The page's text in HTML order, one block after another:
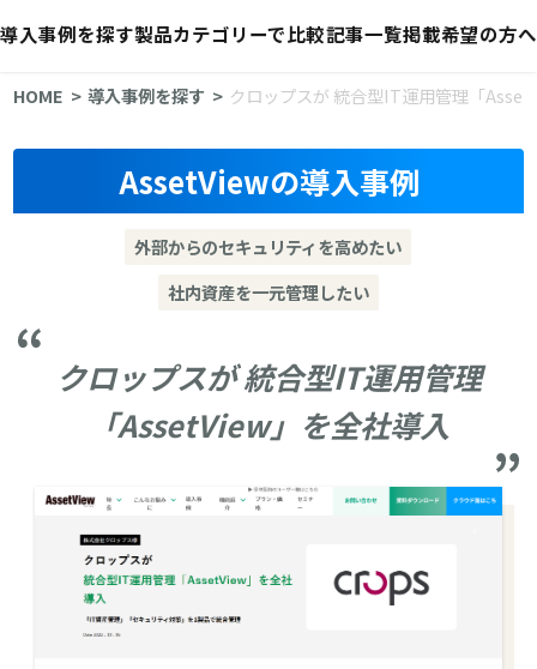
導入事例を探す製品カテゴリーで比較記事一覧掲載希望の方へ
HOME 導入事例を探す クロップスが 統合型IT運用管理「
AssetViewの導入事例
外部からのセキュリティを高めたい
社内資産を一元管理したい
クロップスが 統合型IT運用管理
「AssetView」を全社導入